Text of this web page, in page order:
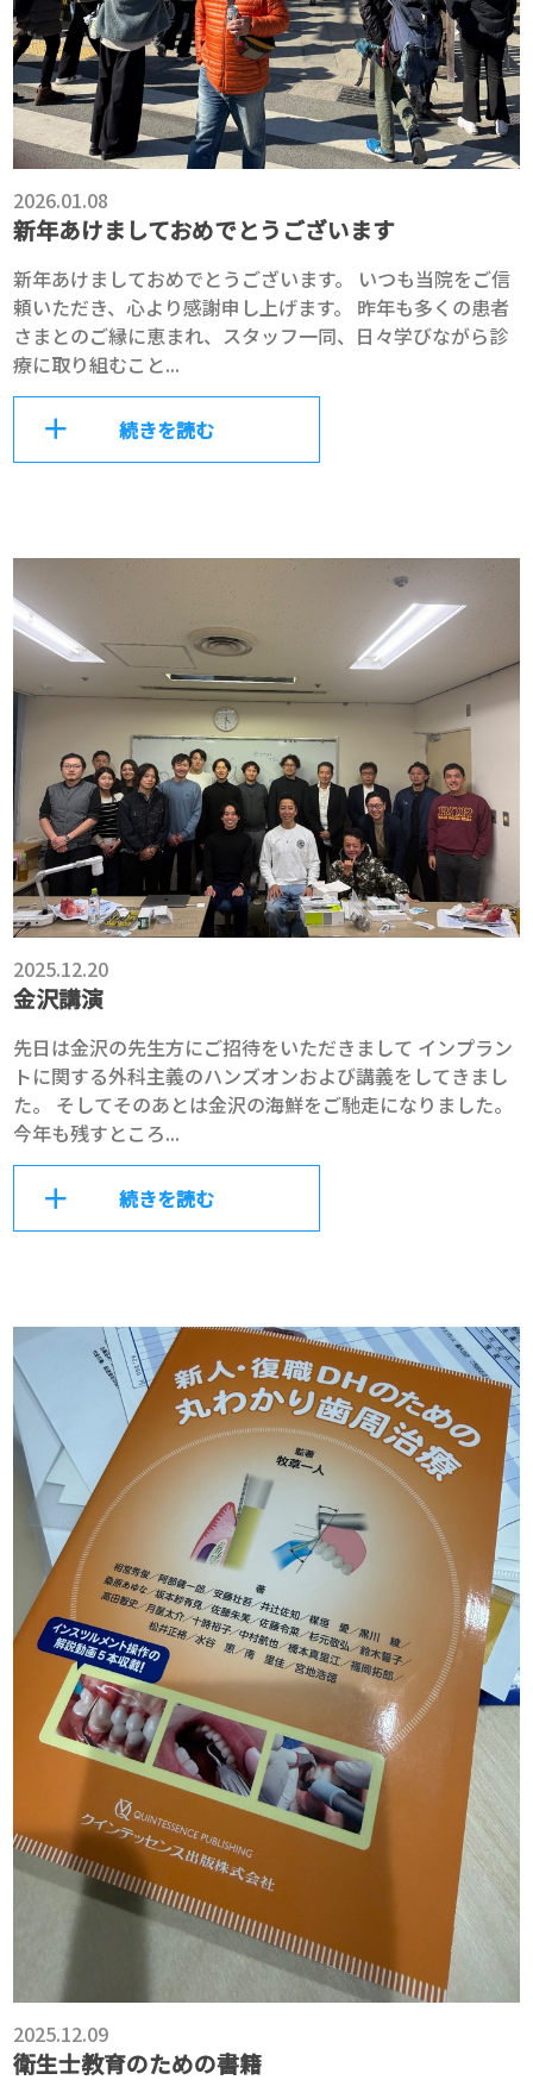
2026.01.08
新年あけましておめでとうございます
新年あけましておめでとうございます。 いつも当院をご信
頼いただき、心より感謝申し上げます。 昨年も多くの患者
さまとのご縁に恵まれ、スタッフ一同、日々学びながら診
療に取り組むこと...
続きを読む
2025.12.20
金沢講演
先日は金沢の先生方にご招待をいただきまして インプラン
トに関する外科主義のハンズオンおよび講義をしてきまし
た。 そしてそのあとは金沢の海鮮をご馳走になりました。
今年も残すところ...
続きを読む
2025.12.09
衛生士教育のための書籍